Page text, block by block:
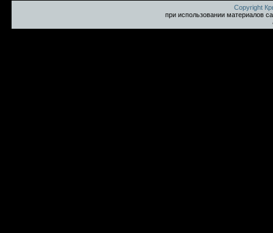
Copyright
при использовании материалов